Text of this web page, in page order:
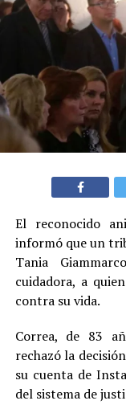
El reconocido
informó que un
Tania
cuidadora, a
contra su vida.
Correa, de 83
rechazó la
su cuenta de
del sistema de